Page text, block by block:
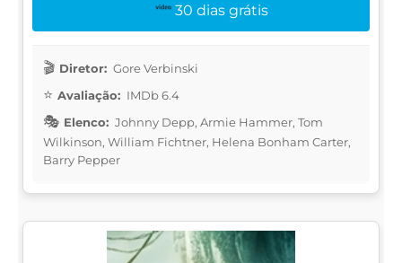
30 dias grátis
Diretor: Gore Verbinski
Avaliação: IMDb 6.4
Elenco: Johnny Depp, Armie Hammer, Tom
Wilkinson, William Fichtner, Helena Bonham Carter,
Barry Pepper